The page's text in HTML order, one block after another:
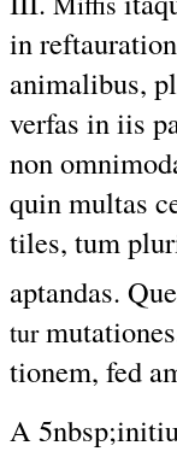
in
animalibus,
verfas in iis
non
quin multas
tiles, tum
aptandas.
tur
tionem, fed
A